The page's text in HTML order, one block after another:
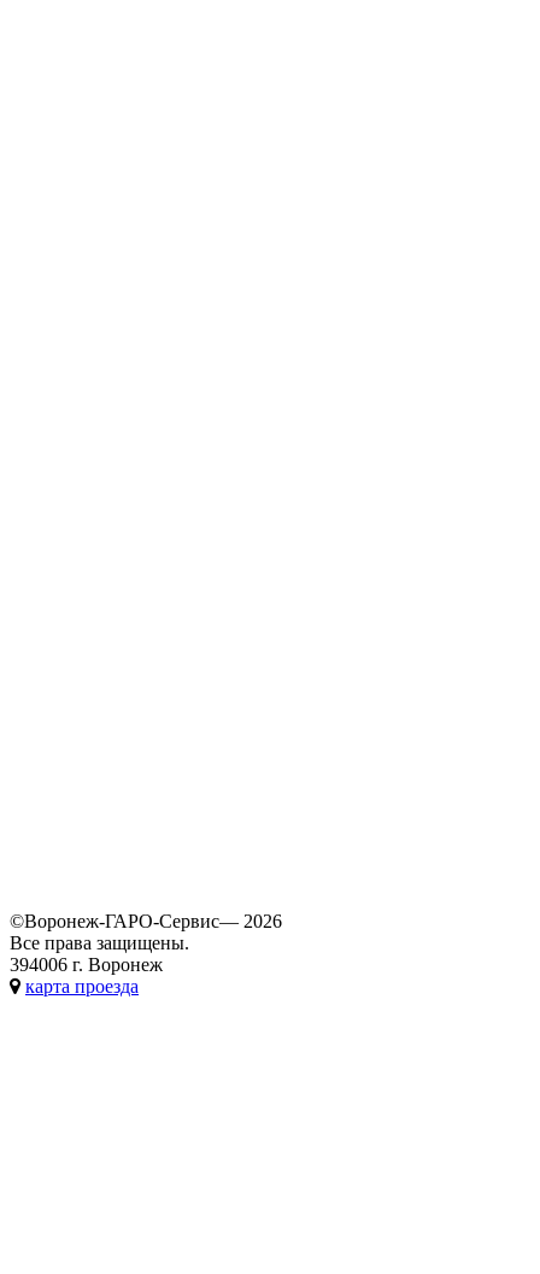
©Воронеж-ГАРО-Сервис— 2026
Все права защищены.
394006 г. Воронеж
карта проезда